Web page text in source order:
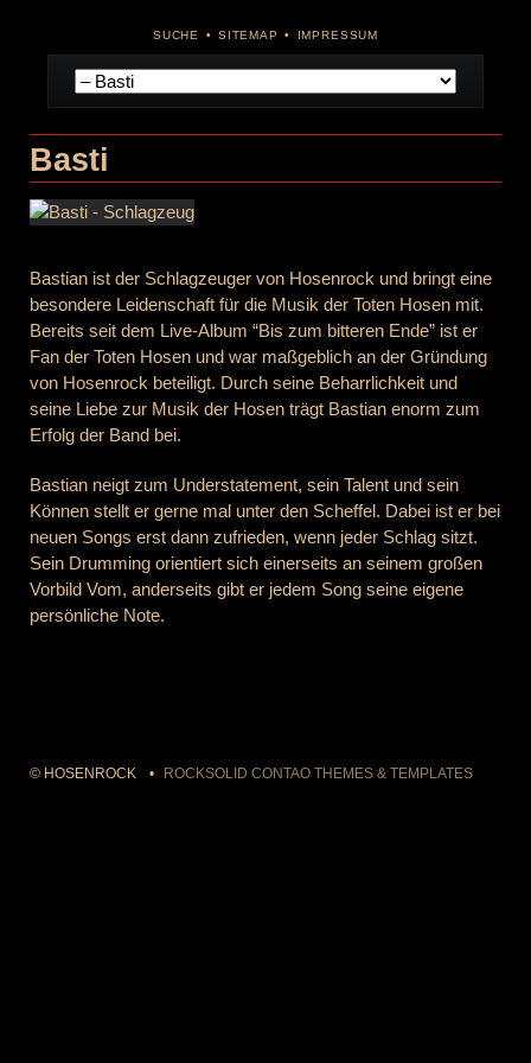
NAVIGATION
SUCHE SITEMAP IMPRESSUM
Navigation
überspringen
Basti
Bastian ist der Schlagzeuger von Hosenrock und bringt eine
besondere Leidenschaft für die Musik der Toten Hosen mit.
Bereits seit dem Live-Album “Bis zum bitteren Ende” ist er
Fan der Toten Hosen und war maßgeblich an der Gründung
von Hosenrock beteiligt. Durch seine Beharrlichkeit und
seine Liebe zur Musik der Hosen trägt Bastian enorm zum
Erfolg der Band bei.
Bastian neigt zum Understatement, sein Talent und sein
Können stellt er gerne mal unter den Scheffel. Dabei ist er bei
neuen Songs erst dann zufrieden, wenn jeder Schlag sitzt.
Sein Drumming orientiert sich einerseits an seinem großen
Vorbild Vom, anderseits gibt er jedem Song seine eigene
persönliche Note.
© HOSENROCK ROCKSOLID CONTAO THEMES & TEMPLATES